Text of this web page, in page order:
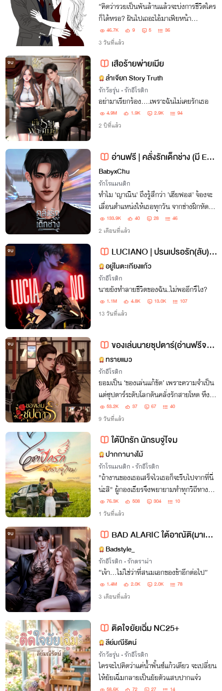
“คิดว่ารวยเป็นพันล้านแล้วจะบ่งการชีวิตใคร
ก็ได้หรอ? ฝันไปเถอะไอ้มาเฟียหน้า
เผด็จการ!” เมื่อ ‘นางงร้ายดาวรุ่ง’ สายวีนตัว
แม่ ต้องโคจรมาเจอ ‘มาเฟียพันล้าน’ จอมบ่ง
46.7K 9 5 36
3 วันที่แล้ว
จบ เสือร้ายพ่ายเมีย
ลำเจียก Story Truth
รักวัยรุ่น • รักอีโรติก
อย่ามาเรียกร้อง….เพราะฉันไม่เคยรักเธอ
4.9M 1.9K 2.9K 94
2 ปีที่แล้ว
อ่านฟรี | คลั่งรักเด็กช่าง (มี E-Books)
BabyxChu
รักโรแมนติก
ทำไม 'ญาณิน' ถึงรู้สึกว่า 'เฮียฟอส' จ้องจะ
เลื่อนตำแหน่งให้เธอทุกวัน จากช่างฝึกหัด
เป็น เมีย เจ้าของอู่!
133.9K 40 28 46
2 เดือนที่แล้ว
จบ LUCIANO | ปรนเปรอรัก(ลับ)คุณชายสารเลว
อยู่ในตะเกียงแก้ว
รักอีโรติก
นายยังทำลายชีวิตของฉัน..ไม่พออีกรึไง?
1.1M 4.8K 13.0K 107
13 วันที่แล้ว
จบ ของเล่นนายซุปตาร์(อ่านฟรีจนจบเรื่อง20+)
ทรายแมว
รักอีโรติก
ยอมเป็น ‘ของเล่นแก้ขัด’ เพราะความจำเป็น
แต่ซุปตาร์ระดับโลกดันคลั่งรักสายโหด หึง
หวงจนแทบบ้า และพร้อมทำทุกทางเพื่อ
เปลี่ยนสถานะเธอให้เป็น ‘ตัวจริง’ ของเขาชั่ว
53.2K 37 67 40
9 วันที่แล้ว
ใต้ปีกรัก นักรบจู่โจม
ปากกานางไม้
รักโรแมนติก • รักอีโรติก
"ถ้างานของเธอเสร็จไวเธอก็จะรีบไปจากที่นี่
น่ะสิ" ผู้กองเธียรจึงพยายามทำทุกวิถีทาง
เพื่อถ่วงเวลาให้งานของเธอเสร็จช้าที่สุดเท่า
ที่จะทำได้ เพื่อกักตัวและหัวใจของเธอเอาไว้ที่
76.3K 508 304 10
1 วันที่แล้ว
จบ BAD ALARIC ใต้อาณัติ(มาเฟีย)รัชทายาท
Badstyle_
รักอีโรติก • รักดราม่า
“เจ้า…ไม่ใช่ว่าที่สนมเอกของข้าอีกต่อไป”
1.4M 2.0K 2.0K 78
3 เดือนที่แล้ว
ติดใจยัยเฉิ่ม NC25+
ลีย์มณีรัตน์
รักวัยรุ่น • รักอีโรติก
ใครจะไปคิดว่าแค่น้ำพั้นซ์แก้วเดียว จะเปลี่ยน
ให้ยัยเฉิ่มกลายเป็นยัยตัวแสบปากแจ๋ว